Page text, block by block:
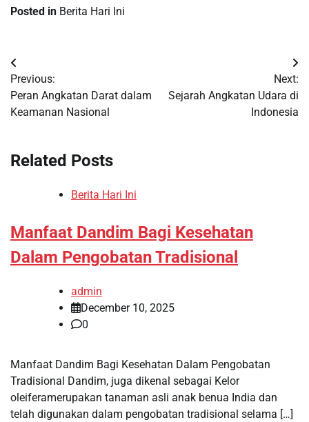
Posted in Berita Hari Ini
Post
navigation
Previous:
Peran Angkatan Darat dalam
Keamanan Nasional
Next:
Sejarah Angkatan Udara di
Indonesia
Related Posts
Berita Hari Ini
Manfaat Dandim Bagi Kesehatan
Dalam Pengobatan Tradisional
admin
December 10, 2025
0
Manfaat Dandim Bagi Kesehatan Dalam Pengobatan
Tradisional Dandim, juga dikenal sebagai Kelor
oleiferamerupakan tanaman asli anak benua India dan
telah digunakan dalam pengobatan tradisional selama […]